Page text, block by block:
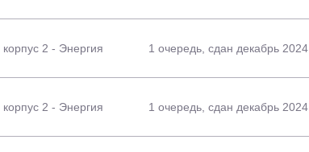
корпус 2 - Энергия 1 очередь, сдан декабрь 2024
корпус 2 - Энергия 1 очередь, сдан декабрь 2024